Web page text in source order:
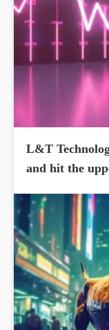
L&T
and hit the